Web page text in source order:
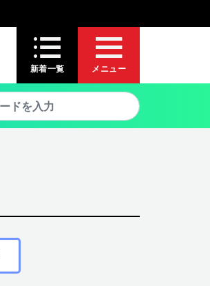
新着一覧 メニュー